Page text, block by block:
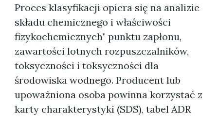
Proces klasyfikacji opiera się na analizie
składu chemicznego i właściwości
fizykochemicznych" punktu zapłonu,
zawartości lotnych rozpuszczalników,
toksyczności i toksyczności dla
środowiska wodnego. Producent lub
upoważniona osoba powinna korzystać z
karty charakterystyki (SDS), tabel ADR